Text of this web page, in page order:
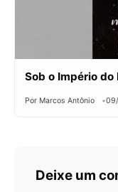
Sob o Império
Por Marcos Antônio
Deixe um